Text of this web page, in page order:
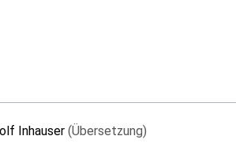
Inhauser (Übersetzung)